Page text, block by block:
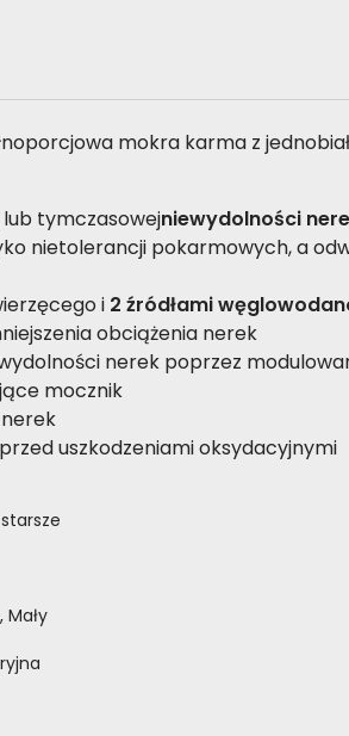
mokra karma z
lub tymczasowejniewydolności
nietolerancji pokarmowych, a
i 2 źródłami
obciążenia nerek
nerek poprzez
mocznik
uszkodzeniami oksydacyjnymi
Mały